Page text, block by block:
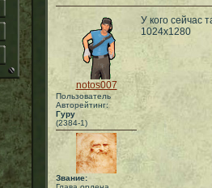
notos007
Пользователь
Авторейтинг:
Гуру
(2384-1)
Звание:
У кого сейчас
1024х1280